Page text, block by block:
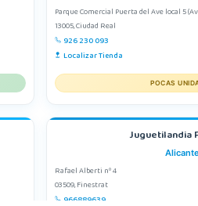
Parque Comercial Puerta del Ave local 5
13005, Ciudad Real
926 230 093
Localizar Tienda
POCAS
Juguetilandia
Alicante
Rafael Alberti nº 4
03509, Finestrat
966889639